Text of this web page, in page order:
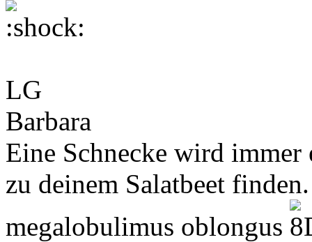
LG
Barbara
Eine Schnecke wird immer
zu deinem Salatbeet finden.
megalobulimus oblongus